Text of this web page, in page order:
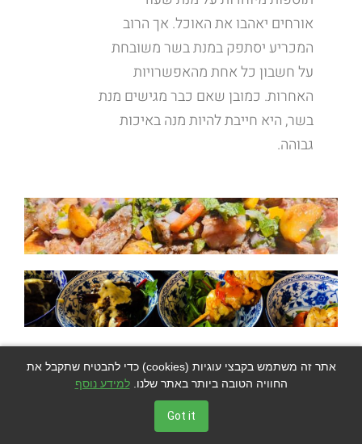
אורחים יאהבו את האוכל. אך הרוב
המכריע יסתפק במנת בשר משובחת
על חשבון כל אחת מהאפשרויות
האחרות. כמובן שאם כבר מגישים מנת
בשר, היא חייבת להיות מנה באיכות
גבוהה.
קייטרינג בשרי משדר יוקרה
הקייטרינג שאותו תגישו לאורחים
אמור להתכתב בצורה אחידה עם
אתר זה משתמש בקבצי עוגיות (cookies) כדי להבטיח שתקבל את
החוויה הטובה ביותר באתר שלנו.למידע נוסף
Got it